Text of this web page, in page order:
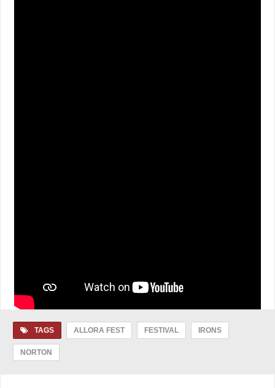
TAGS ALLORA FEST FESTIVAL IRONS
NORTON